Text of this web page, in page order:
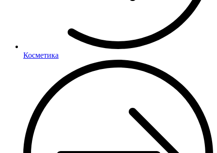
Косметика